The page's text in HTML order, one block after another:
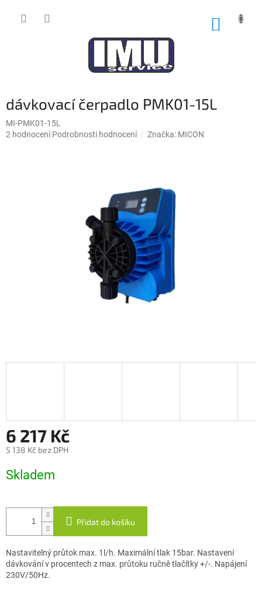
dávkovací čerpadlo PMK01-15L
MI-PMK01-15L
Průměrné
2 hodnocení Podrobnosti hodnocení Značka: MICON
6 217 Kč
5 138 Kč bez DPH
cena:
Skladem
Přidat do košíku
Nastavitelný průtok max. 1l/h. Maximální tlak 15bar. Nastavení
dávkování v procentech z max. průtoku ručně tlačítky +/-. Napájení
230V/50Hz.